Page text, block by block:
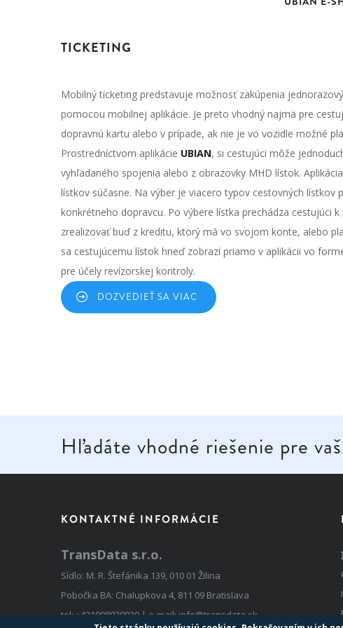
UBIAN
TICKETING
Mobilný ticketing predstavuje možnosť zakúpenia
pomocou mobilnej aplikácie. Je preto vhodný najmä pre
dopravnú kartu alebo v prípade, ak nie je vo vozidle možné
Prostredníctvom aplikácie UBIAN, si cestujúci môže
vyhľadaného spojenia alebo z obrazovky MHD lístok.
lístkov súčasne. Na výber je viacero typov cestovných lístkov
konkrétneho dopravcu. Po výbere lístka prechádza cestujúci
zrealizovať buď z kreditu, ktorý má vo svojom konte, alebo
sa cestujúcemu lístok hneď zobrazí priamo v aplikácii vo
pre účely revízorskej kontroly.
DOZVEDIEŤ SA VIAC
Hľadáte vhodné riešenie pre
KONTAKTNÉ INFORMÁCIE
TransData s.r.o.
Sídlo: M. R. Štefánika 139, 010 01 Žilina
Pobočka BA: Chalupkova 4, 811 09 Bratislava
tel: +421908920930 | e-mail: info@transdata.sk